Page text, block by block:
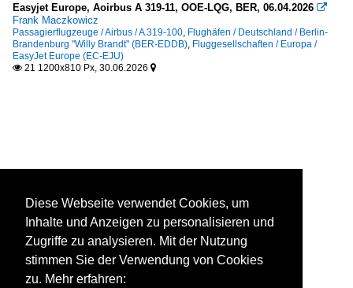
Easyjet Europe, Aoirbus A 319-11, OOE-LQG, BER, 06.04.2026 
Frank Maczkowicz
Passagierflugzeuge / Airbus / A 319-100, Flughäfen / Deutschland / Berlin-
Brandenburg "Willy Brandt" (BER-EDDB), Fluggesellschaften / Europa /
EasyJet Europe (EC-EJU)
 21 1200x810 Px, 30.06.2026 
Diese Webseite verwendet Cookies, um
Inhalte und Anzeigen zu personalisieren und
Zugriffe zu analysieren. Mit der Nutzung
stimmen Sie der Verwendung von Cookies
zu. Mehr erfahren: